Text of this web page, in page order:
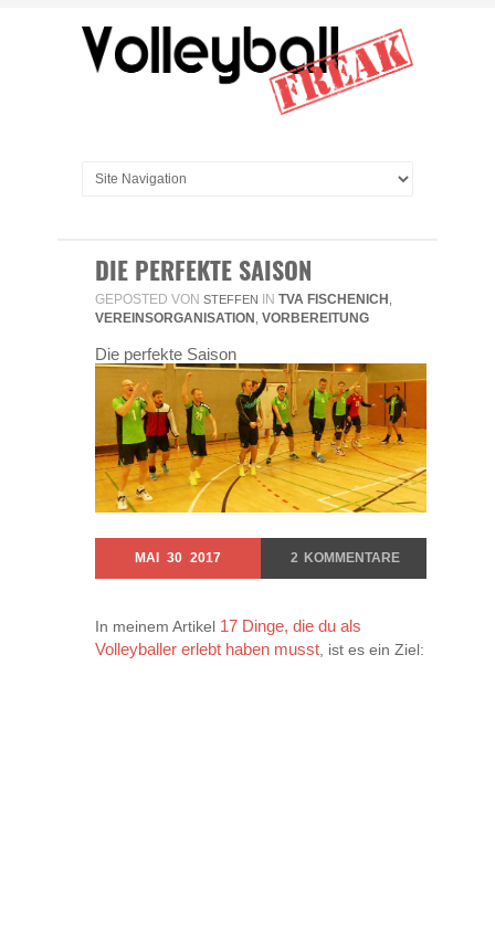
DIE PERFEKTE SAISON
GEPOSTED VON STEFFEN IN TVA FISCHENICH
VEREINSORGANISATION VORBEREITUNG
Die perfekte Saison
MAI 30 2017 2 KOMMENTARE
In meinem Artikel 17 Dinge, die du als
Volleyballer erlebt haben musst, ist es ein Ziel: